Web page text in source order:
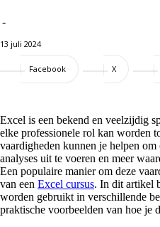
-
13 juli 2024
Facebook X
Excel is een bekend en veelzijdig
elke professionele rol kan worden
vaardigheden kunnen je helpen
analyses uit te voeren en meer
Een populaire manier om deze
van een Excel cursus. In dit artikel
worden gebruikt in verschillende
praktische voorbeelden van hoe je